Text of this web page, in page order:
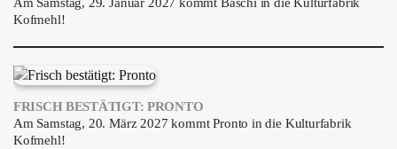
Am Samstag, 29. Januar 2027 kommt Baschi in die Kulturfabrik
Kofmehl!
FRISCH BESTÄTIGT: PRONTO
Am Samstag, 20. März 2027 kommt Pronto in die Kulturfabrik
Kofmehl!